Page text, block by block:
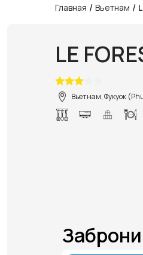
Главная / Вьетнам /
LE
Вьетнам, Фукуок